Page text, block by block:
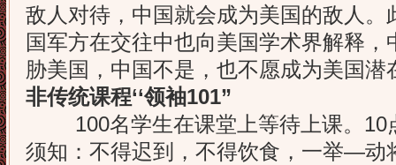
敌人对待，中国就会成为美国的敌人。
国军方在交往中也向美国学术界解释
胁美国，中国不是，也不愿成为美国潜
非传统课程‘‘领袖101”
100名学生在课堂上等待上课。10
须知：不得迟到，不得饮食，一举—动